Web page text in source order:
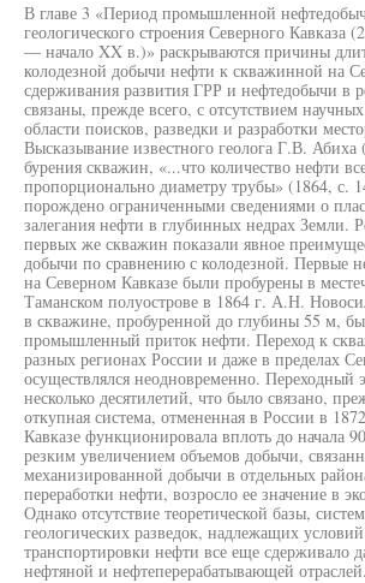
В главе 3 «Период промышленной
геологического строения Северного Кавказа
— начало XX в.)» раскрываются причины
колодезной добычи нефти к скважинной на
сдерживания развития ГРР и нефтедобычи в
связаны, прежде всего, с отсутствием
области поисков, разведки и разработки
Высказывание известного геолога Г.В.
бурения скважин, «...что количество нефти
пропорционально диаметру трубы» (1864, с.
порождено ограниченными сведениями о
залегания нефти в глубинных недрах Земли.
первых же скважин показали явное
добычи по сравнению с колодезной. Первые
на Северном Кавказе были пробурены в
Таманском полуострове в 1864 г. А.Н.
в скважине, пробуренной до глубины 55 м,
промышленный приток нефти. Переход к
разных регионах России и даже в пределах
осуществлялся неодновременно. Переходный
несколько десятилетий, что было связано,
откупная система, отмененная в России в
Кавказе функционировала вплоть до начала
резким увеличением объемов добычи,
механизированной добычи в отдельных
переработки нефти, возросло ее значение в
Однако отсутствие теоретической базы,
геологических разведок, надлежащих
транспортировки нефти все еще сдерживало
нефтяной и нефтеперерабатывающей отраслей.